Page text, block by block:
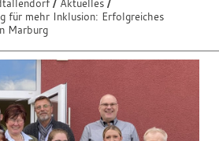
Aktuelles
für mehr Inklusion: Erfolgreiches
Marburg